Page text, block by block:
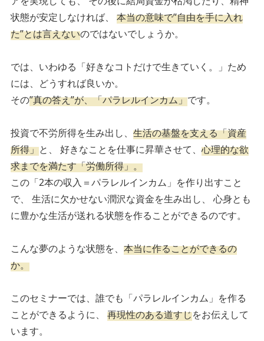
状態が安定しなければ、
本当の意味で”自由を手に入れ
た”とは言えないのではないでしょうか。
では、いわゆる「好きなコトだけで生きていく。」ため
には、どうすれば良いか。
その”真の答え”が、「パラレルインカム」です。
投資で不労所得を生み出し、 生活の基盤を支える「資産
所得」と、 好きなことを仕事に昇華させて、 心理的な欲
求までを満たす「労働所得」。
この「2本の収入＝パラレルインカム」を作り出すこと
で、
生活に欠かせない潤沢な資金を生み出し、
心身とも
に豊かな生活が送れる状態を作ることができるのです。
こんな夢のような状態を、 本当に作ることができるの
か。
このセミナーでは、誰でも「パラレルインカム」を作る
ことができるように、
再現性のある道すじをお伝えして
います。